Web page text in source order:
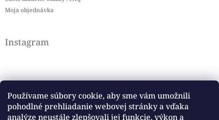
Používame súbory cookie, aby sme vám umožnili
pohodlné prehliadanie webovej stránky a vďaka
analýze neustále zlepšovali jej funkcie, výkon a
Moja objednávka
Instagram
Sledovať na Instagrame